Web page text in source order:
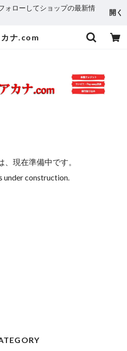
ォローしてショップの最新情
開く
ナ.com
、現在準備中です。
under construction.